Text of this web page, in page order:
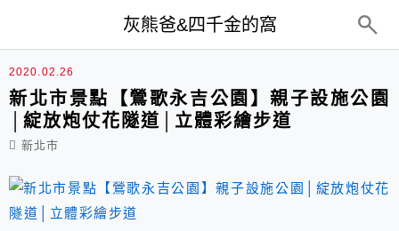
灰熊爸&四千金的窩
親子
2020.02.26
新北市景點【鶯歌永吉公園】親子設施公園
│綻放炮仗花隧道│立體彩繪步道
新北市